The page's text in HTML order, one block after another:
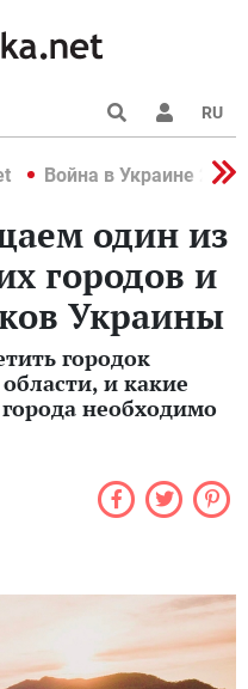
RU
Война в Украине 2022
один из
городов и
Украины
городок
и какие
необходимо